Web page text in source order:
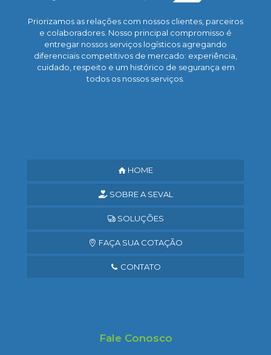
Priorizamos as relações com nossos clientes, parceiros
e colaboradores. Nosso principal compromisso é
entregar nossos serviços logísticos agregando
diferenciais competitivos de mercado: experiência,
cuidado, respeito e um histórico de segurança em
todos os nossos serviços.
HOME
SOBRE A SEVAL
SOLUÇÕES
FAÇA SUA COTAÇÃO
CONTATO
Fale Conosco